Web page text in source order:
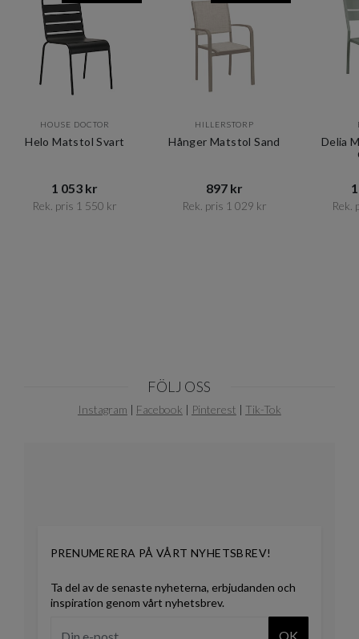
HOUSE DOCTOR
Helo Matstol Svart
1 053 kr​​
Rek. pris 1 550 kr​​
HILLERSTORP
Hånger Matstol Sand
897 kr​​
Rek. pris 1 029 kr​​
Delia
Rek.
FÖLJ OSS
Instagram | Facebook | Pinterest | Tik-Tok
PRENUMERERA PÅ VÅRT NYHETSBREV!
Ta del av de senaste nyheterna, erbjudanden och
inspiration genom vårt nyhetsbrev.
OK